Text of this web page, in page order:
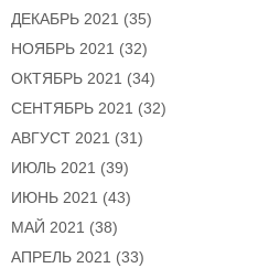
ДЕКАБРЬ 2021 (35)
НОЯБРЬ 2021 (32)
ОКТЯБРЬ 2021 (34)
СЕНТЯБРЬ 2021 (32)
АВГУСТ 2021 (31)
ИЮЛЬ 2021 (39)
ИЮНЬ 2021 (43)
МАЙ 2021 (38)
АПРЕЛЬ 2021 (33)